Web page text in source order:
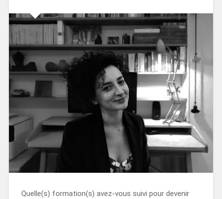
Quelle(s) formation(s) avez-vous suivi pour devenir